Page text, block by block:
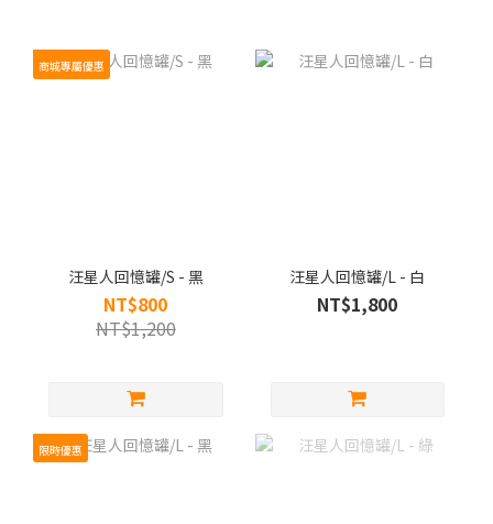
商城專屬優惠
汪星人回憶罐/S - 黑
NT$800
NT$1,200
汪星人回憶罐/L - 白
NT$1,800
限時優惠